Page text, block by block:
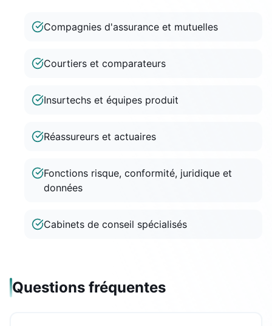
Compagnies d'assurance et mutuelles
Courtiers et comparateurs
Insurtechs et équipes produit
Réassureurs et actuaires
Fonctions risque, conformité, juridique et
données
Cabinets de conseil spécialisés
Questions fréquentes